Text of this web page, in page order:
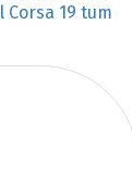
Corsa 19 tum